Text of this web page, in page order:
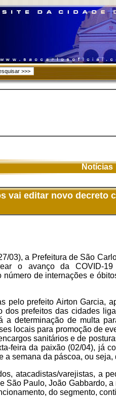
Notícias
vai editar novo decreto
03), a Prefeitura de São
o avanço da COVID-
número de internações e
pelo prefeito Airton Garcia,
dos prefeitos das cidades
a determinação de multa
locais para promoção de
sanitários e de
feira da paixão (02/04), já
a semana da páscoa, ou
atacadistas/varejistas, a
São Paulo, João Gabbardo,
do segmento,